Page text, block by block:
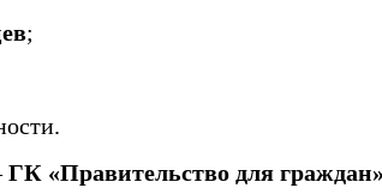
;
ГК «Правительство для граждан»